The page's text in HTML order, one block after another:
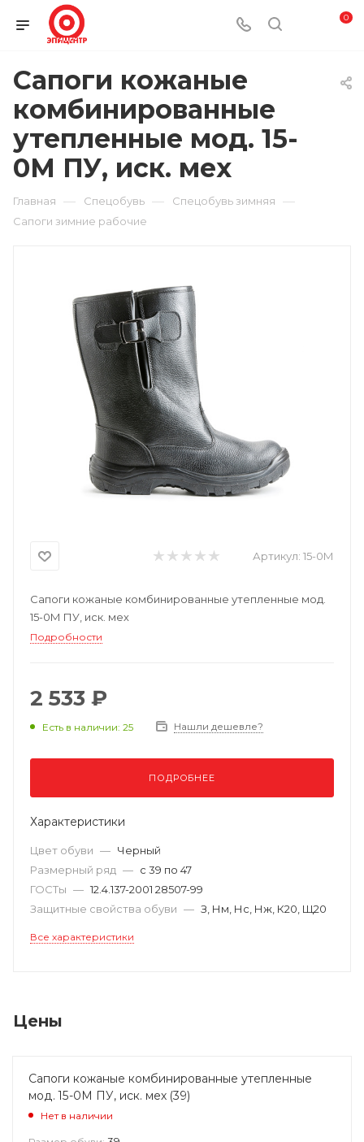
0
Сапоги кожаные
комбинированные
утепленные мод. 15-
0М ПУ, иск. мех
Главная — Спецобувь — Спецобувь зимняя —
Сапоги зимние рабочие
Артикул: 15-0М
Сапоги кожаные комбинированные утепленные мод.
15-0М ПУ, иск. мех
Подробности
2 533 ₽
Есть в наличии: 25 Нашли дешевле?
ПОДРОБНЕЕ
Характеристики
Цвет обуви — Черный
Размерный ряд — с 39 по 47
ГОСТы — 12.4.137-2001 28507-99
Защитные свойства обуви — З, Нм, Нс, Нж, К20, Щ20
Все характеристики
Цены
Сапоги кожаные комбинированные утепленные
мод. 15-0М ПУ, иск. мех (39)
Нет в наличии